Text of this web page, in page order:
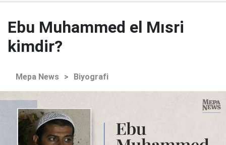
Ebu Muhammed el Mısri
kimdir?
Mepa News > Biyografi